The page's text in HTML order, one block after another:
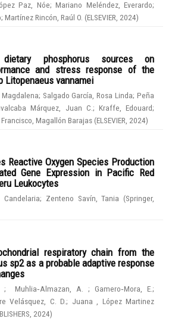
Paz, Nóe; Mariano Meléndez, Everardo;
; Martínez Rincón, Raúl O. (ELSEVIER 2024)
phosphorus sources on
and stress response of the
vannamei
; Salgado García, Rosa Linda; Peña
Márquez, Juan C. ; Kraffe, Edouard;
Francisco, Magallón Barajas (ELSEVIER 2024)
Reactive Oxygen Species Production
Gene Expression in Pacific Red
Leukocytes
Candelaria; Zenteno Savín, Tania (Springer,
respiratory chain from the
sp2 as a probable adaptive response
; Muhlia‑Almazan, A.;Gamero‑Mora, E.;
Velásquez, C. D.; Juana , López Martinez
2024)